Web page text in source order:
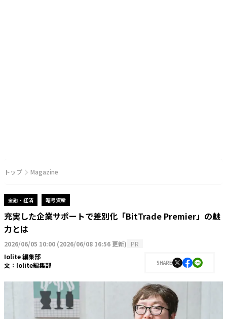
トップ Magazine
金融・経済 暗号資産
充実した企業サポートで差別化「BitTrade Premier」の魅
力とは
2026/06/05 10:00 (2026/06/08 16:56 更新) PR
Iolite 編集部
文： Iolite編集部 SHARE